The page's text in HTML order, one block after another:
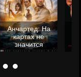
Анчартед: На
картах не
значится